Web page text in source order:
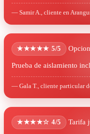
— Samir A., cliente en
★★★★★ 5/5
Prueba de aislamiento
— Gala T., cliente particular
★★★★☆ 4/5 Tarifa